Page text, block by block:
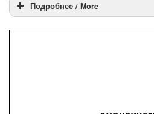
Подробнее / More